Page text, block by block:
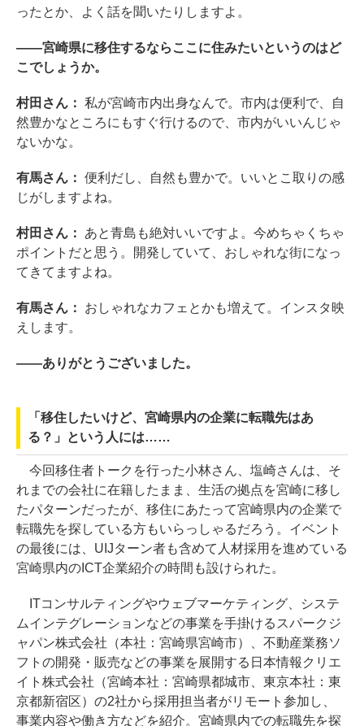
ったとか、よく話を聞いたりしますよ。
――宮崎県に移住するならここに住みたいというのはど
こでしょうか。
村田さん： 私が宮崎市内出身なんで。市内は便利で、自
然豊かなところにもすぐ行けるので、市内がいいんじゃ
ないかな。
有馬さん： 便利だし、自然も豊かで。いいとこ取りの感
じがしますよね。
村田さん： あと青島も絶対いいですよ。今めちゃくちゃ
ポイントだと思う。開発していて、おしゃれな街になっ
てきてますよね。
有馬さん： おしゃれなカフェとかも増えて。インスタ映
えします。
――ありがとうございました。
「移住したいけど、宮崎県内の企業に転職先はあ
る？」という人には……
今回移住者トークを行った小林さん、塩崎さんは、そ
れまでの会社に在籍したまま、生活の拠点を宮崎に移し
たパターンだったが、移住にあたって宮崎県内の企業で
転職先を探している方もいらっしゃるだろう。イベント
の最後には、UIJターン者も含めて人材採用を進めている
宮崎県内のICT企業紹介の時間も設けられた。
ITコンサルティングやウェブマーケティング、システ
ムインテグレーションなどの事業を手掛けるスパークジ
ャパン株式会社（本社：宮崎県宮崎市）、不動産業務ソ
フトの開発・販売などの事業を展開する日本情報クリエ
イト株式会社（宮崎本社：宮崎県都城市、東京本社：東
京都新宿区）の2社から採用担当者がリモート参加し、
事業内容や働き方などを紹介。宮崎県内での転職先を探